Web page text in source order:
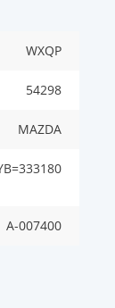
WXQP
54298
MAZDA
A-007400